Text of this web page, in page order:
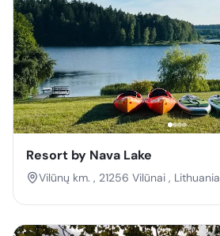
Resort by Nava Lake
Vilūnų km. , 21256 Vilūnai , Lithuania